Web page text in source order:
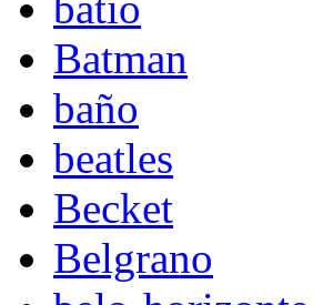
Batman
baño
beatles
Becket
Belgrano